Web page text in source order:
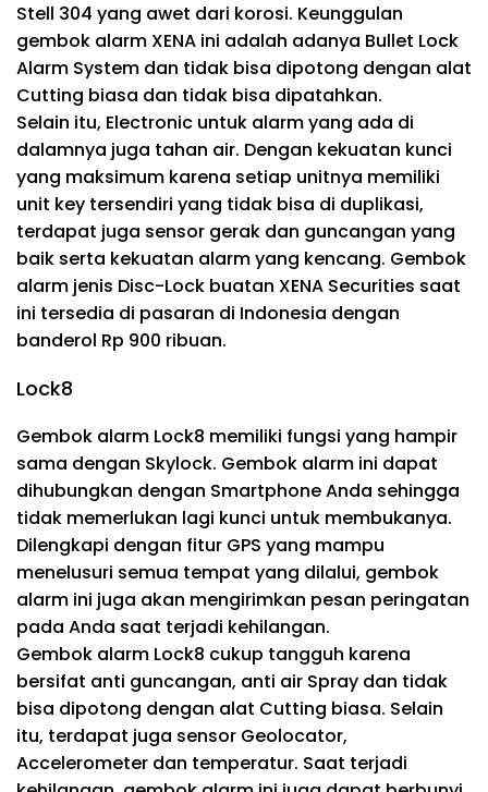
Stell 304 yang awet dari korosi. Keunggulan
gembok alarm XENA ini adalah adanya Bullet Lock
Alarm System dan tidak bisa dipotong dengan alat
Cutting biasa dan tidak bisa dipatahkan.
Selain itu, Electronic untuk alarm yang ada di
dalamnya juga tahan air. Dengan kekuatan kunci
yang maksimum karena setiap unitnya memiliki
unit key tersendiri yang tidak bisa di duplikasi,
terdapat juga sensor gerak dan guncangan yang
baik serta kekuatan alarm yang kencang. Gembok
alarm jenis Disc-Lock buatan XENA Securities saat
ini tersedia di pasaran di Indonesia dengan
banderol Rp 900 ribuan.
Lock8
Gembok alarm Lock8 memiliki fungsi yang hampir
sama dengan Skylock. Gembok alarm ini dapat
dihubungkan dengan Smartphone Anda sehingga
tidak memerlukan lagi kunci untuk membukanya.
Dilengkapi dengan fitur GPS yang mampu
menelusuri semua tempat yang dilalui, gembok
alarm ini juga akan mengirimkan pesan peringatan
pada Anda saat terjadi kehilangan.
Gembok alarm Lock8 cukup tangguh karena
bersifat anti guncangan, anti air Spray dan tidak
bisa dipotong dengan alat Cutting biasa. Selain
itu, terdapat juga sensor Geolocator,
Accelerometer dan temperatur. Saat terjadi